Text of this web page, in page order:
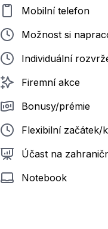
Mobilní telefon
Možnost si
Individuální
Firemní akce
Bonusy/prémie
Flexibilní
Účast na
Notebook